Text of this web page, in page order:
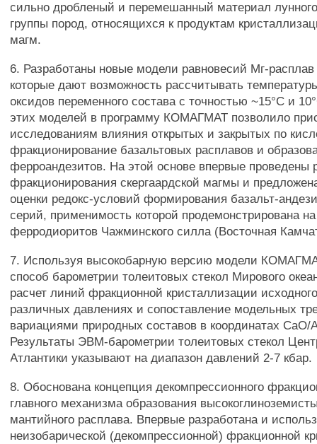
сильно дробленый и перемешанный материал
группы пород, относящихся к продуктам
магм.
6. Разработаны новые модели равновесий Мг-
которые дают возможность рассчитывать
оксидов переменного состава с точностью ~15°С и
этих моделей в программу КОМАГМАТ позволило
исследованиям влияния открытых и закрытых по
фракционирование базальтовых расплавов и
ферроандезитов. На этой основе впервые проведены
фракционирования скергаардской магмы и
оценки редокс-условий формирования базальт-
серий, применимость которой продемонстрирована
ферродиоритов Чажминского силла (Восточная
7. Используя высокобарную версию модели
способ барометрии толеитовых стекол Мирового
расчет линий фракционной кристаллизации
различных давлениях и сопоставление модельных
вариациями природных составов в координатах
Результаты ЭВМ-барометрии толеитовых стекол
Атлантики указывают на диапазон давлений 2-7 кбар.
8. Обоснована концепция декомпрессионного
главного механизма образования
мантийного расплава. Впервые разработана и
неизобарической (декомпрессионной) фракционной